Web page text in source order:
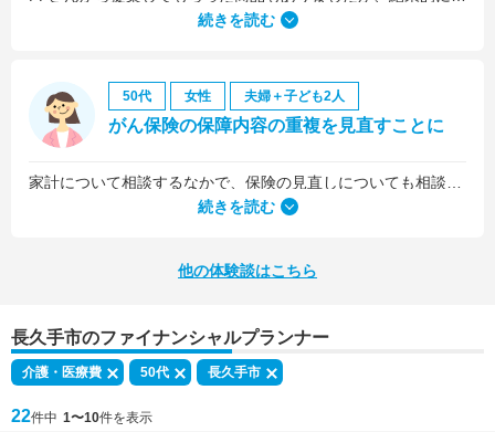
続きを読む
50代 女性 夫婦＋子ども2人
がん保険の保障内容の重複を見直すことに
続きを読む
他の体験談はこちら
長久手市のファイナンシャルプランナー
介護・医療費 50代 長久手市
22件中 1〜10件を表示